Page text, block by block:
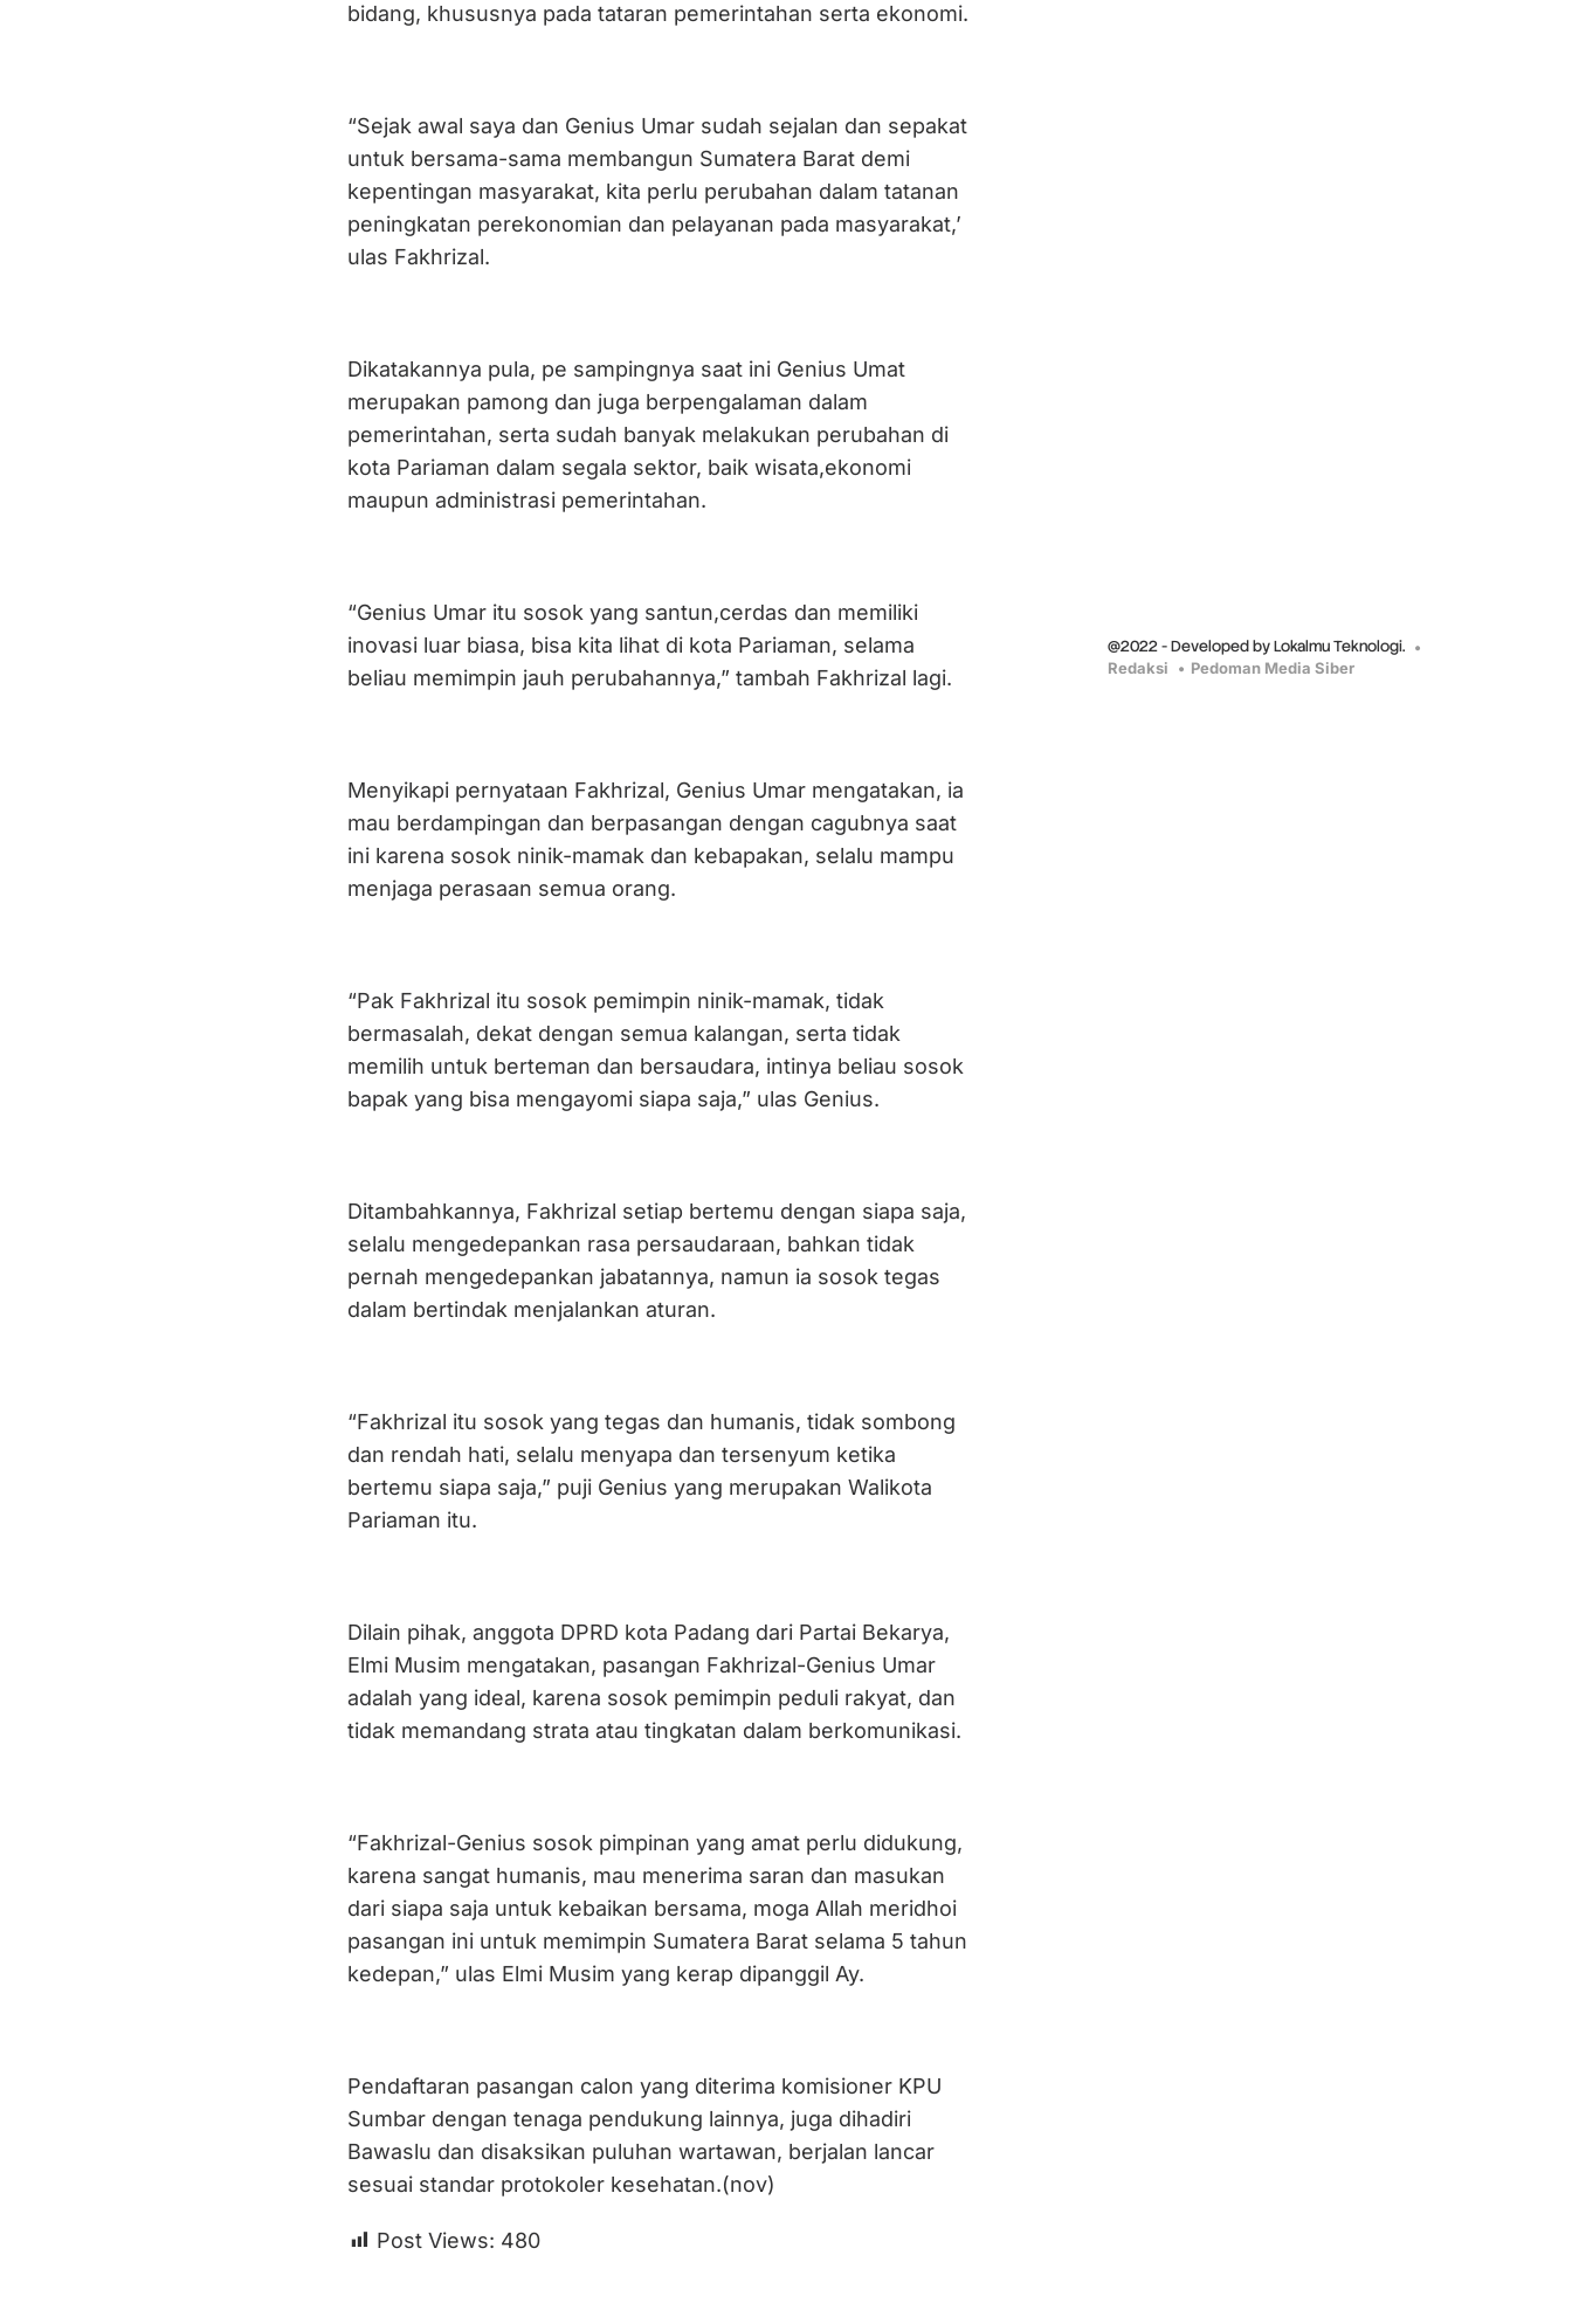
bidang, khususnya pada tataran pemerintahan serta ekonomi.
“Sejak awal saya dan Genius Umar sudah sejalan dan sepakat
untuk bersama-sama membangun Sumatera Barat demi
kepentingan masyarakat, kita perlu perubahan dalam tatanan
peningkatan perekonomian dan pelayanan pada masyarakat,’
ulas Fakhrizal.
Dikatakannya pula, pe sampingnya saat ini Genius Umat
merupakan pamong dan juga berpengalaman dalam
pemerintahan, serta sudah banyak melakukan perubahan di
kota Pariaman dalam segala sektor, baik wisata,ekonomi
maupun administrasi pemerintahan.
“Genius Umar itu sosok yang santun,cerdas dan memiliki
inovasi luar biasa, bisa kita lihat di kota Pariaman, selama
beliau memimpin jauh perubahannya,” tambah Fakhrizal lagi.
Menyikapi pernyataan Fakhrizal, Genius Umar mengatakan, ia
mau berdampingan dan berpasangan dengan cagubnya saat
ini karena sosok ninik-mamak dan kebapakan, selalu mampu
menjaga perasaan semua orang.
“Pak Fakhrizal itu sosok pemimpin ninik-mamak, tidak
bermasalah, dekat dengan semua kalangan, serta tidak
memilih untuk berteman dan bersaudara, intinya beliau sosok
bapak yang bisa mengayomi siapa saja,” ulas Genius.
Ditambahkannya, Fakhrizal setiap bertemu dengan siapa saja,
selalu mengedepankan rasa persaudaraan, bahkan tidak
pernah mengedepankan jabatannya, namun ia sosok tegas
dalam bertindak menjalankan aturan.
“Fakhrizal itu sosok yang tegas dan humanis, tidak sombong
dan rendah hati, selalu menyapa dan tersenyum ketika
bertemu siapa saja,” puji Genius yang merupakan Walikota
Pariaman itu.
Dilain pihak, anggota DPRD kota Padang dari Partai Bekarya,
Elmi Musim mengatakan, pasangan Fakhrizal-Genius Umar
adalah yang ideal, karena sosok pemimpin peduli rakyat, dan
tidak memandang strata atau tingkatan dalam berkomunikasi.
“Fakhrizal-Genius sosok pimpinan yang amat perlu didukung,
karena sangat humanis, mau menerima saran dan masukan
dari siapa saja untuk kebaikan bersama, moga Allah meridhoi
pasangan ini untuk memimpin Sumatera Barat selama 5 tahun
kedepan,” ulas Elmi Musim yang kerap dipanggil Ay.
Pendaftaran pasangan calon yang diterima komisioner KPU
Sumbar dengan tenaga pendukung lainnya, juga dihadiri
Bawaslu dan disaksikan puluhan wartawan, berjalan lancar
sesuai standar protokoler kesehatan.(nov)
Post Views: 480
@2022 - Developed by Lokalmu Teknologi.
Redaksi Pedoman Media Siber